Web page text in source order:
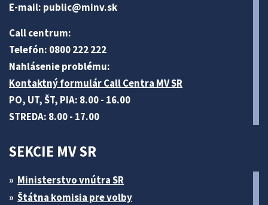
E-mail: public@minv.sk
Call centrum:
Telefón: 0800 222 222
Nahlásenie problému:
Kontaktný formulár Call Centra MV SR
PO, UT, ŠT, PIA: 8.00 - 16.00
STREDA: 8.00 - 17.00
SEKCIE MV SR
Ministerstvo vnútra SR
Štátna komisia pre volby